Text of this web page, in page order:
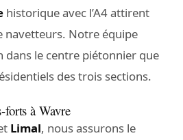
historique avec l’A4 attirent
navetteurs. Notre équipe
dans le centre piétonnier que
des trois sections.
forts à Wavre
Limal, nous assurons le